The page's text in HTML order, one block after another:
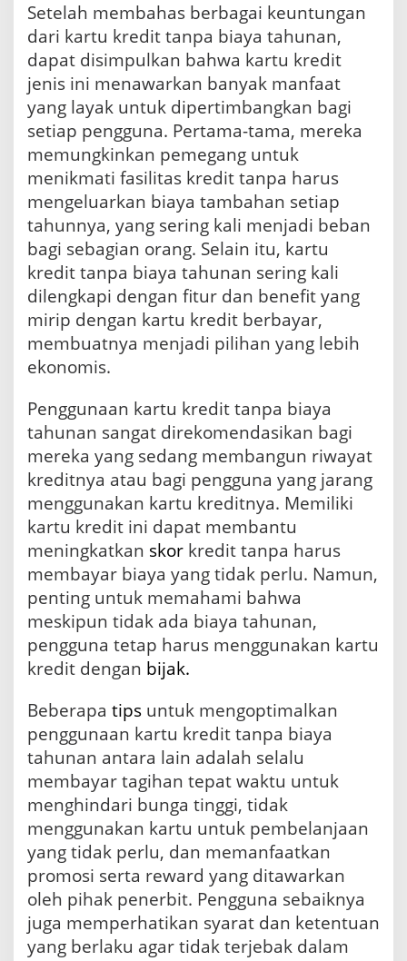
Setelah membahas berbagai keuntungan
dari kartu kredit tanpa biaya tahunan,
dapat disimpulkan bahwa kartu kredit
jenis ini menawarkan banyak manfaat
yang layak untuk dipertimbangkan bagi
setiap pengguna. Pertama-tama, mereka
memungkinkan pemegang untuk
menikmati fasilitas kredit tanpa harus
mengeluarkan biaya tambahan setiap
tahunnya, yang sering kali menjadi beban
bagi sebagian orang. Selain itu, kartu
kredit tanpa biaya tahunan sering kali
dilengkapi dengan fitur dan benefit yang
mirip dengan kartu kredit berbayar,
membuatnya menjadi pilihan yang lebih
ekonomis.
Penggunaan kartu kredit tanpa biaya
tahunan sangat direkomendasikan bagi
mereka yang sedang membangun riwayat
kreditnya atau bagi pengguna yang jarang
menggunakan kartu kreditnya. Memiliki
kartu kredit ini dapat membantu
meningkatkan skor kredit tanpa harus
membayar biaya yang tidak perlu. Namun,
penting untuk memahami bahwa
meskipun tidak ada biaya tahunan,
pengguna tetap harus menggunakan kartu
kredit dengan bijak.
Beberapa tips untuk mengoptimalkan
penggunaan kartu kredit tanpa biaya
tahunan antara lain adalah selalu
membayar tagihan tepat waktu untuk
menghindari bunga tinggi, tidak
menggunakan kartu untuk pembelanjaan
yang tidak perlu, dan memanfaatkan
promosi serta reward yang ditawarkan
oleh pihak penerbit. Pengguna sebaiknya
juga memperhatikan syarat dan ketentuan
yang berlaku agar tidak terjebak dalam